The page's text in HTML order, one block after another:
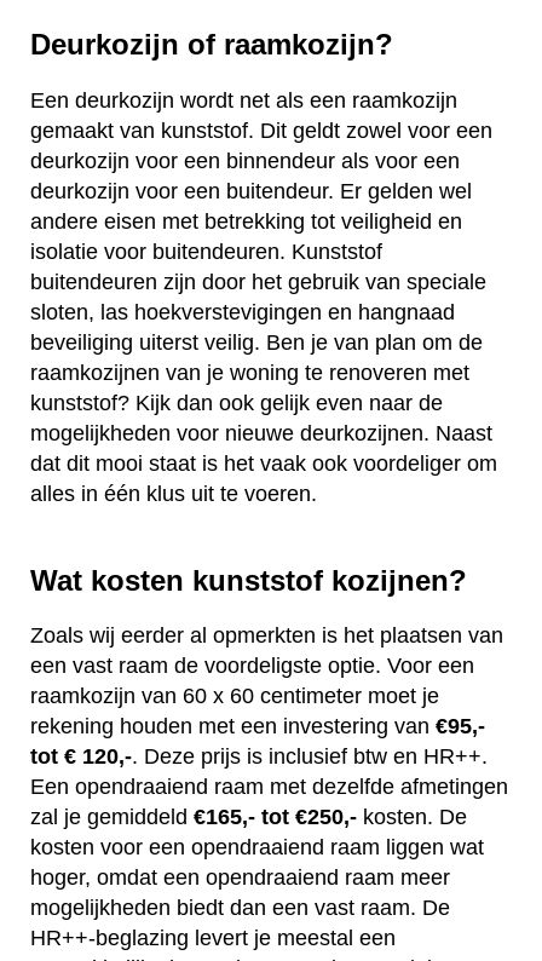
Deurkozijn of raamkozijn?
Een deurkozijn wordt net als een raamkozijn
gemaakt van kunststof. Dit geldt zowel voor een
deurkozijn voor een binnendeur als voor een
deurkozijn voor een buitendeur. Er gelden wel
andere eisen met betrekking tot veiligheid en
isolatie voor buitendeuren. Kunststof
buitendeuren zijn door het gebruik van speciale
sloten, las hoekverstevigingen en hangnaad
beveiliging uiterst veilig. Ben je van plan om de
raamkozijnen van je woning te renoveren met
kunststof? Kijk dan ook gelijk even naar de
mogelijkheden voor nieuwe deurkozijnen. Naast
dat dit mooi staat is het vaak ook voordeliger om
alles in één klus uit te voeren.
Wat kosten kunststof kozijnen?
Zoals wij eerder al opmerkten is het plaatsen van
een vast raam de voordeligste optie. Voor een
raamkozijn van 60 x 60 centimeter moet je
rekening houden met een investering van €95,-
tot € 120,-. Deze prijs is inclusief btw en HR++.
Een opendraaiend raam met dezelfde afmetingen
zal je gemiddeld €165,- tot €250,- kosten. De
kosten voor een opendraaiend raam liggen wat
hoger, omdat een opendraaiend raam meer
mogelijkheden biedt dan een vast raam. De
HR++-beglazing levert je meestal een